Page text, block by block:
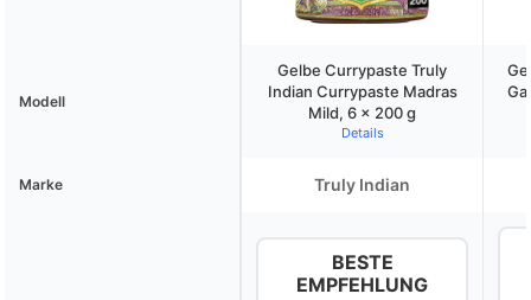
Modell
Gelbe Currypaste Truly
Indian Currypaste Madras
Mild, 6 x 200 g
Details
Marke Truly Indian
BESTE
EMPFEHLUNG